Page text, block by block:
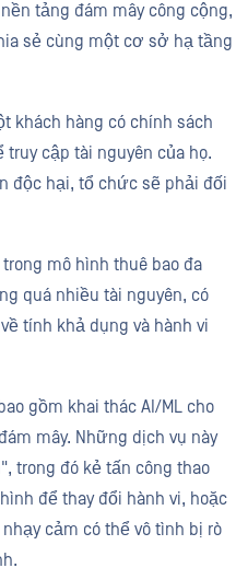
tảng đám mây công cộng,
sẻ cùng một cơ sở hạ tầng
khách hàng có chính sách
truy cập tài nguyên của họ.
độc hại, tổ chức sẽ phải đối
mô hình thuê bao đa
quá nhiều tài nguyên, có
tính khả dụng và hành vi
gồm khai thác AI/ML cho
mây. Những dịch vụ này
trong đó kẻ tấn công thao
để thay đổi hành vi, hoặc
cảm có thể vô tình bị rò